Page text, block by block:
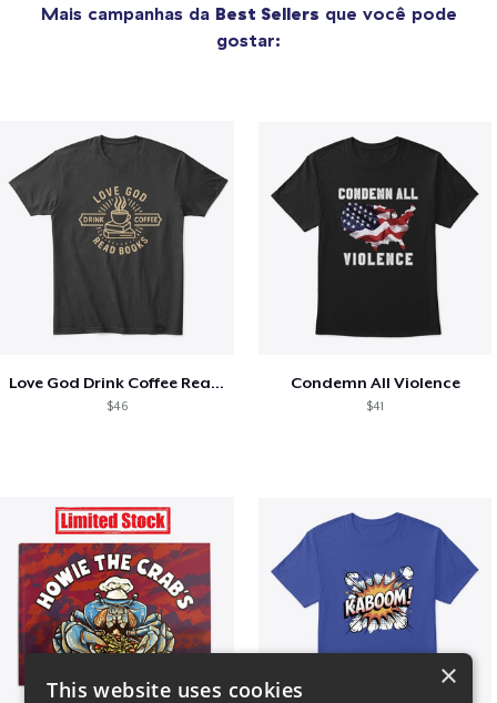
Mais campanhas da Best Sellers que você pode
gostar:
Love God Drink Coffee Read Books
$46
Condemn All Violence
$41
×
This website uses cookies